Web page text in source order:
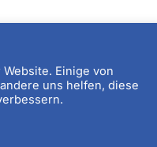
Einige von
uns helfen, diese